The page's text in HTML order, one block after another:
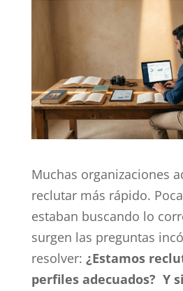
Muchas organizaciones
reclutar más rápido.
estaban buscando lo
surgen las preguntas
resolver: ¿Estamos
perfiles adecuados? Y